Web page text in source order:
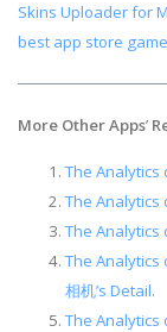
Skins Uploader for
best app store
More Other Apps’
The Analytics
The Analytics
The Analytics
The Analytics
相机’s Detail.